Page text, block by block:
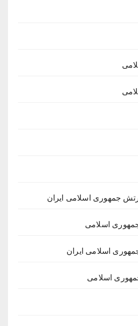
جمهوری اسلامی ایران
اسلامی
اسلامی ایران
اسلامی